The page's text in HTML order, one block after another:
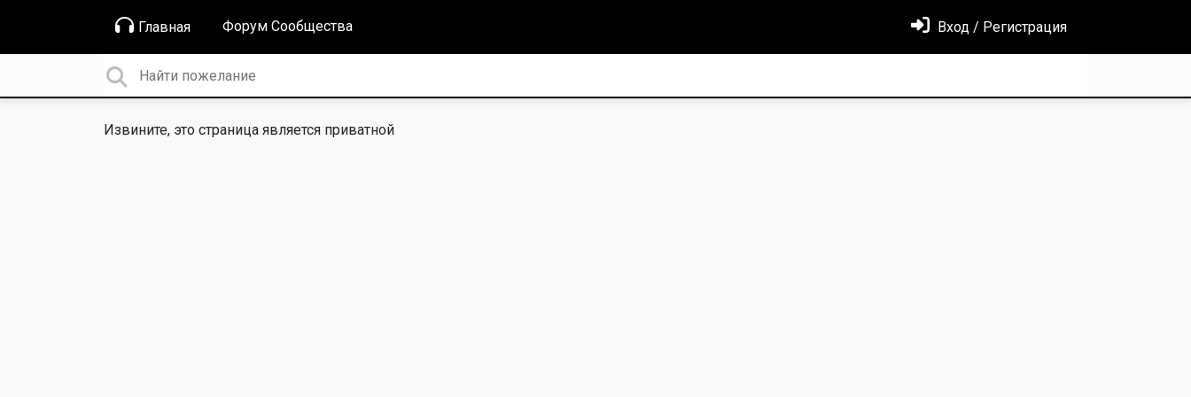
Главная Форум Сообщества Вход / Регистрация
Извините, это страница является приватной